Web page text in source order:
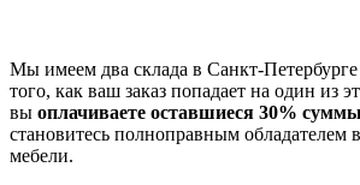
Мы имеем два склада в Санкт-
того, как ваш заказ попадает на один из
вы оплачиваете оставшиеся 30% суммы
становитесь полноправным обладателем
мебели.